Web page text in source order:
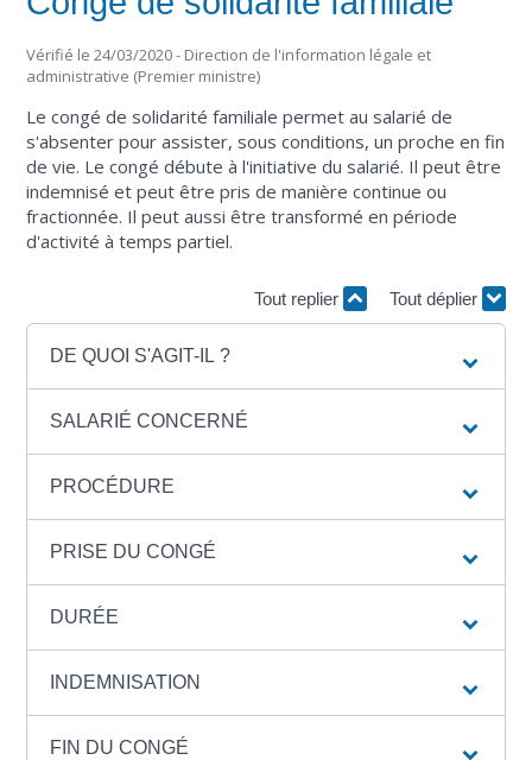
Vérifié le 24/03/2020 - Direction de l'information légale et
administrative (Premier ministre)
Le congé de solidarité familiale permet au salarié de
s'absenter pour assister, sous conditions, un proche en fin
de vie. Le congé débute à l'initiative du salarié. Il peut être
indemnisé et peut être pris de manière continue ou
fractionnée. Il peut aussi être transformé en période
d'activité à temps partiel.
Tout replier Tout déplier
DE QUOI S'AGIT-IL ?
SALARIÉ CONCERNÉ
PROCÉDURE
PRISE DU CONGÉ
DURÉE
INDEMNISATION
FIN DU CONGÉ